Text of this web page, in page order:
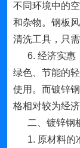
不同环境中的
和杂物。钢板
清洗工具，只
6. 经济实惠
绿色、节能的
使用。而镀锌
格相对较为经
二、镀锌钢
1. 原材料的